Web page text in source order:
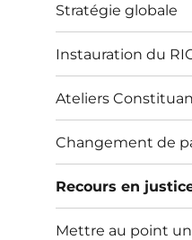
Stratégie globale
Instauration du
Ateliers
Changement de
Recours en
Mettre au point